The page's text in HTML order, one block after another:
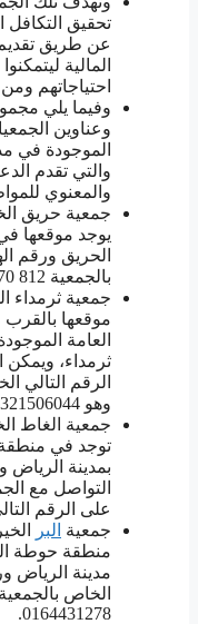
تحقيق التكافل
عن طريق
المالية
احتياجاتهم
وفيما يلي
وعناوين
الموجودة في
والتي تقدم
والمعنوي
جمعية حريق
يوجد موقعها
الحريق ورقم
بالجمعية 812 015370.
جمعية ثرمداء
موقعها بالقرب
العامة
ثرمداء،
الرقم التالي
وهو 06321506044.
جمعية الغاط
توجد في منطقة
بمدينة الرياض
التواصل مع
على الرقم التالي
جمعية البر
منطقة حوطة
مدينة الرياض
الخاص
0164431278.